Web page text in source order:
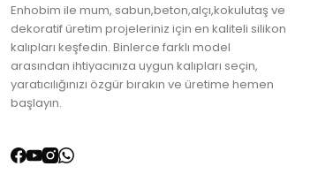
Enhobim ile mum, sabun,beton,alçı,kokulutaş ve
dekoratif üretim projeleriniz için en kaliteli silikon
kalıpları keşfedin. Binlerce farklı model
arasından ihtiyacınıza uygun kalıpları seçin,
yaratıcılığınızı özgür bırakın ve üretime hemen
başlayın.